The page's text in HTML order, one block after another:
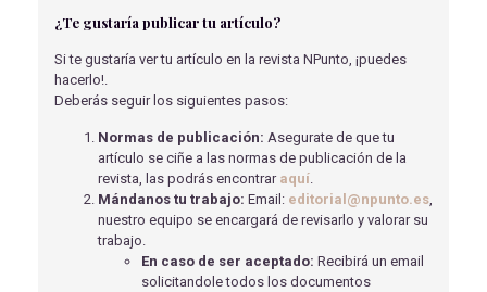
PACIENTE CON NEUROFIBROMATOSIS TIPO 1
EL EJERCICIO FÍSICO EN LA PREVENCIÓN DEL
SUICIDIO EN LA ADOLESCENCIA
EXPOSICIÓN AL ALUMINIO Y SU RELACIÓN CON LA
ENFERMEDAD DE ALZHEIMER
LABORDA RUBIO, P - 01/04/2019
SEDACIÓN CONSCIENTE EN PEDIATRÍA
Frigola Folqué , E - 01/09/2018
¿Te gustaría publicar tu artículo?
Si te gustaría ver tu artículo en la revista NPunto, ¡puedes
hacerlo!.
Deberás seguir los siguientes pasos:
Normas de publicación: Asegurate de que tu
artículo se ciñe a las normas de publicación de la
revista, las podrás encontrar aquí.
Mándanos tu trabajo: Email: editorial@npunto.es,
nuestro equipo se encargará de revisarlo y valorar su
trabajo.
En caso de ser aceptado: Recibirá un email
solicitandole todos los documentos